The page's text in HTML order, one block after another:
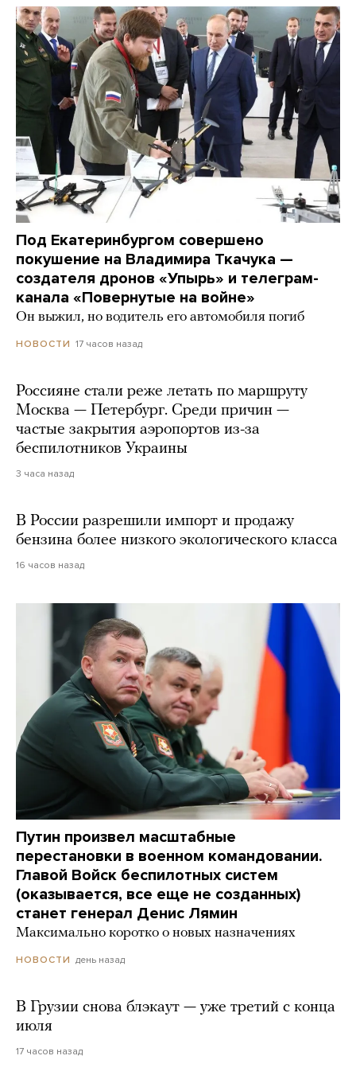
Под Екатеринбургом совершено
покушение на Владимира Ткачука —
создателя дронов «Упырь» и телеграм-
канала «Повернутые на войне»
Он выжил, но водитель его автомобиля погиб
НОВОСТИ 17 часов назад
Россияне стали реже летать по маршруту
Москва — Петербург. Среди причин —
частые закрытия аэропортов из-за
беспилотников Украины
3 часа назад
В России разрешили импорт и продажу
бензина более низкого экологического класса
16 часов назад
Путин произвел масштабные
перестановки в военном командовании.
Главой Войск беспилотных систем
(оказывается, все еще не созданных)
станет генерал Денис Лямин
Максимально коротко о новых назначениях
НОВОСТИ день назад
В Грузии снова блэкаут — уже третий с конца
июля
17 часов назад